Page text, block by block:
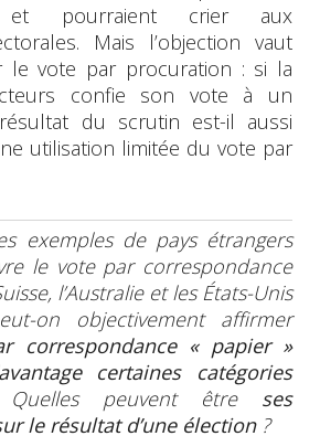
et pourraient crier aux
Mais l’objection vaut
le vote par procuration : si la
confie son vote à un
du scrutin est-il aussi
utilisation limitée du vote par
exemples de pays étrangers
le vote par correspondance
l’Australie et les États-Unis
on objectivement affirmer
correspondance « papier »
certaines catégories
peuvent être ses
le résultat d’une élection ?